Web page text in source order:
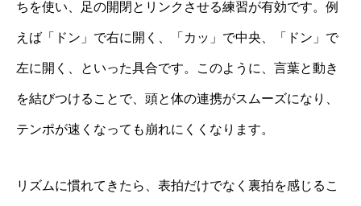
ちを使い、足の開閉とリンクさせる練習が有効です。例
えば「ドン」で右に開く、「カッ」で中央、「ドン」で
左に開く、といった具合です。このように、言葉と動き
を結びつけることで、頭と体の連携がスムーズになり、
テンポが速くなっても崩れにくくなります。
リズムに慣れてきたら、表拍だけでなく裏拍を感じるこ